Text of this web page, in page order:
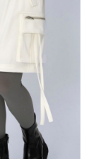
商店將以您的個人
集、處理及利用，
更正。
為準，若有關於
「AFTEE先享後付
付」服務完成之交
關給付款項請求債
terms/#terms3
意方可使用
公司不負相關責